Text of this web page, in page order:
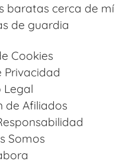
baratas cerca de mí
de guardia
Cookies
Privacidad
Legal
de Afiliados
Somos